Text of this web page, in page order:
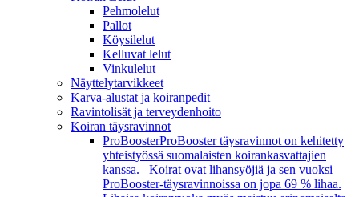
Pehmolelut
Pallot
Köysilelut
Kelluvat lelut
Vinkulelut
Näyttelytarvikkeet
Karva-alustat ja koiranpedit
Ravintolisät ja terveydenhoito
Koiran täysravinnot
ProBoosterProBooster täysravinnot on kehitetty
yhteistyössä suomalaisten koirankasvattajien
kanssa. Koirat ovat lihansyöjiä ja sen vuoksi
ProBooster-täysravinnoissa on jopa 69 % lihaa.